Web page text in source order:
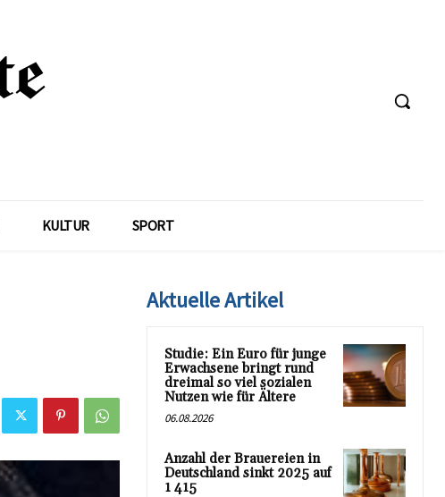
KULTUR SPORT
Aktuelle Artikel
Studie: Ein Euro für junge
Erwachsene bringt rund
dreimal so viel sozialen
Nutzen wie für Ältere
06.08.2026
Anzahl der Brauereien in
Deutschland sinkt 2025 auf
1 415